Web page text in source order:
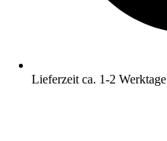
Lieferzeit ca. 1-2 Werktage